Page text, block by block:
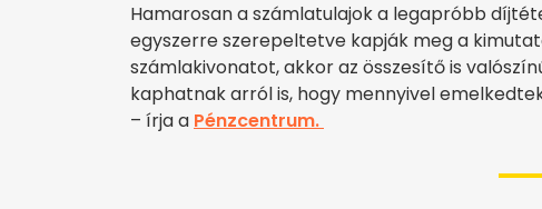
Hamarosan a számlatulajok a legapróbb
egyszerre szerepeltetve kapják meg a
számlakivonatot, akkor az összesítő is
kaphatnak arról is, hogy mennyivel
– írja a Pénzcentrum.